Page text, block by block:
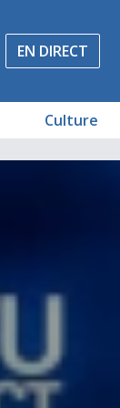
EN DIRECT
Culture